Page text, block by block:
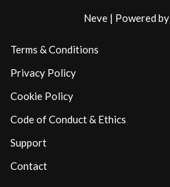
Neve | Powered by
Terms & Conditions
Privacy Policy
Cookie Policy
Code of Conduct & Ethics
Support
Contact